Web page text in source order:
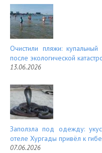
Очистили пляжи:
после экологической
13.06.2026
Заползла под одежду:
отеле Хургады привёл к
07.06.2026